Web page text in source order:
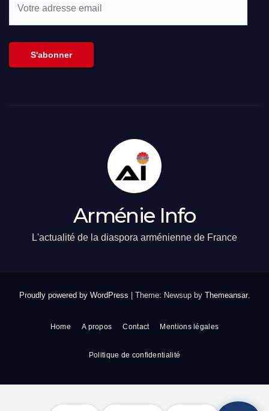
S'abonner
Arménie Info
L'actualité de la diaspora arménienne de France
Proudly powered by WordPress Theme: Newsup by Themeansar.
Home A propos Contact Mentions légales
Politique de confidentialité